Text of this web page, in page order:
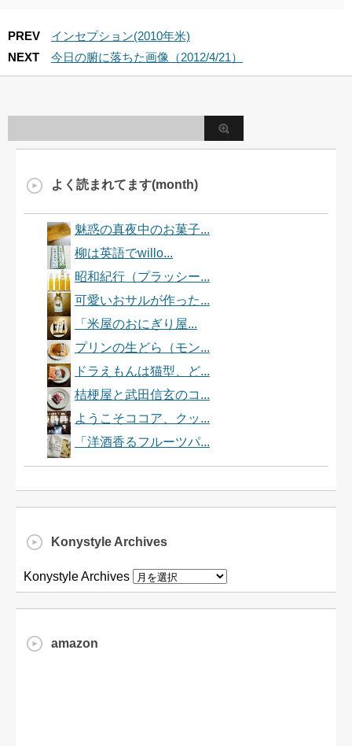
PREV
インセプション(2010年米)
NEXT
今日の腑に落ちた画像（2012/4/21）
よく読まれてます(month)
魅惑の真夜中のお菓子...
柳は英語でwillo...
昭和紀行（プラッシー...
可愛いおサルが作った...
「米屋のおにぎり屋...
プリンの生どら（モン...
ドラえもんは猫型、ど...
桔梗屋と武田信玄のコ...
ようこそココア、クッ...
「洋酒香るフルーツパ...
Konystyle Archives
Konystyle Archives
amazon